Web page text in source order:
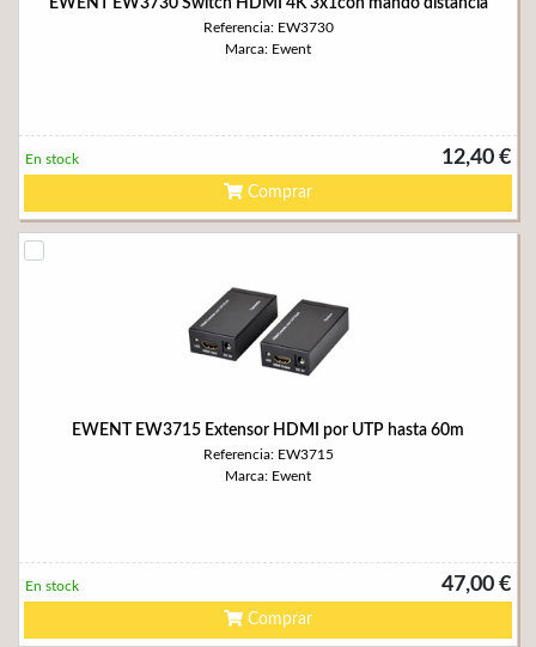
EWENT EW3730 Switch HDMI 4K 3x1con mando distancia
Referencia: EW3730
Marca: Ewent
12,40 €
En stock
Comprar
EWENT EW3715 Extensor HDMI por UTP hasta 60m
Referencia: EW3715
Marca: Ewent
47,00 €
En stock
Comprar